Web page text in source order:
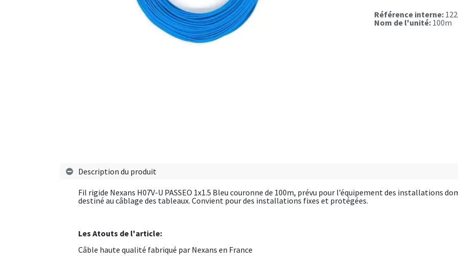
Référence interne:
Nom de l'unité: 100m
Description du produit
Fil rigide Nexans H07V-U PASSEO 1x1.5 Bleu couronne de 100m, prévu pour l’équipement des installations
destiné au câblage des tableaux. Convient pour des installations fixes et protégées.
Les Atouts de l'article:
Câble haute qualité fabriqué par Nexans en France